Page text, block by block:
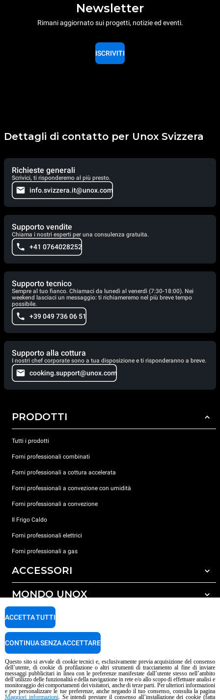
Newsletter
Rimani aggiornato sui progetti, notizie ed eventi.
ISCRIVITI
Dettagli di contatto per Unox Svizzera
Richieste generali
Scrivici, ti risponderemo al più presto.
info.svizzera.it@unox.com
Supporto vendite
Chiama i nostri esperti per una consulenza gratuita.
+41 0764028252
Supporto tecnico
Sempre al tuo fianco. Chiamaci da lunedì al venerdì (7:30-18:00). Nei
weekend lasciaci un messaggio: ti richiameremo nel più breve tempo
possibile.
+39 049 736 06 51
Supporto alla cottura
I nostri chef corporate sono a tua disposizione e ti risponderanno a breve.
cooking.support@unox.com
PRODOTTI
Tutti i prodotti
Forni professionali combinati
Forni professionali a cottura accelerata
Forni professionali a convezione con umidità
Forni professionali a convezione
Il Frigo Caldo
Forni professionali elettrici
Forni professionali a gas
ACCESSORI
Tutti gli accessori
Detergenti per lavaggio automatico
Detergenti per lavaggio manuale
Trattamento acqua con filtro a resine
Trattamento acqua ad osmosi inversa
MONDO UNOX
Le nostre sedi nel mondo
SUPPORTO
Garanzia Unox
Trova Rivenditori
Trova Centri Service
Copyright 2026 UNOX S.p.A. Tutti i diritti riservati. Reg. Imp. Padova n°
Informativa sui contenuti IA Privacy policy Cookie policy
Questo sito si avvale di cookie tecnici e, esclusivamente previa acquisizione del consenso
dell’utente, di cookie di profilazione o altri strumenti di tracciamento al fine di inviare
messaggi pubblicitari in linea con le preferenze manifestate dall’utente stesso nell’ambito
dell’utilizzo delle funzionalità e della navigazione in rete e/o allo scopo di effettuare analisi e
monitoraggio dei comportamenti dei visitatori, anche di terze parti. Per ulteriori informazioni
e per personalizzare le tue preferenze, anche negando il tuo consenso, consulta la pagina
Maggiori informazioni. Se intendi prestare il consenso all’installazione dei cookie (fatta
ACCETTA TUTTI
CONTINUA SENZA ACCETTARE